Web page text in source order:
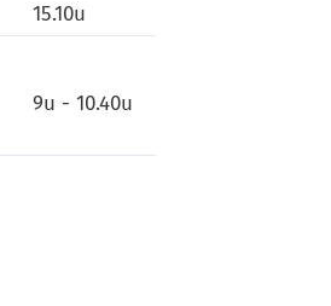
15.10u
9u - 10.40u